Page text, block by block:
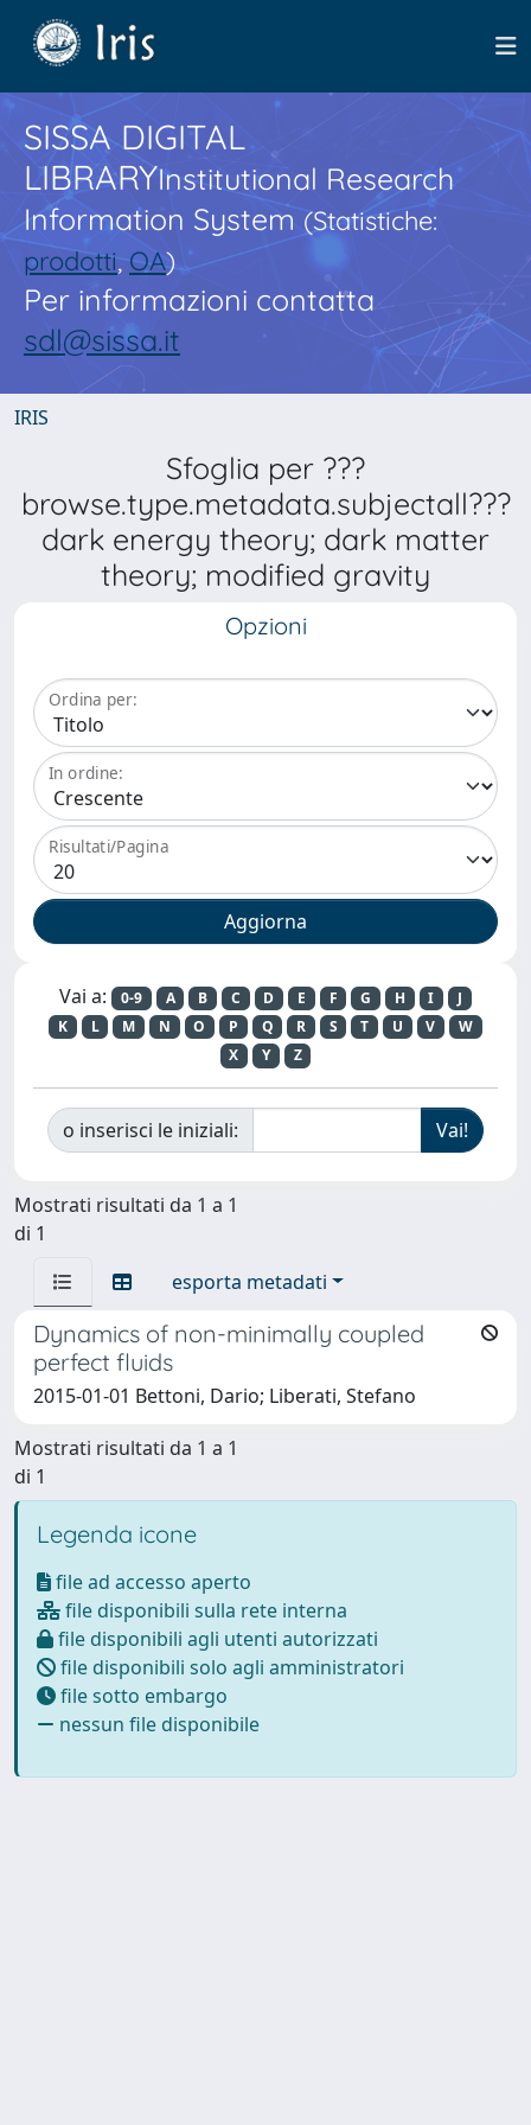
SISSA DIGITAL
LIBRARYInstitutional Research
Information System(Statistiche:
prodotti,OA)
Per informazioni contatta
sdl@sissa.it
IRIS
Sfoglia per ???
browse.type.metadata.subjectall???
dark energy theory; dark matter
theory; modified gravity
Opzioni
Ordina per:
In ordine:
Risultati/Pagina
Vai a: 0-9 A B C D E F G H I
J
K
L M N O P Q R S T U V
W
X
Y Z
o inserisci le iniziali:
Mostrati risultati da 1 a 1
di 1
esporta metadati
Dynamics of non-minimally coupled
perfect fluids
2015-01-01 Bettoni, Dario; Liberati, Stefano
Mostrati risultati da 1 a 1
di 1
Legenda icone
file ad accesso aperto
file disponibili sulla rete interna
file disponibili agli utenti autorizzati
file disponibili solo agli amministratori
file sotto embargo
nessun file disponibile